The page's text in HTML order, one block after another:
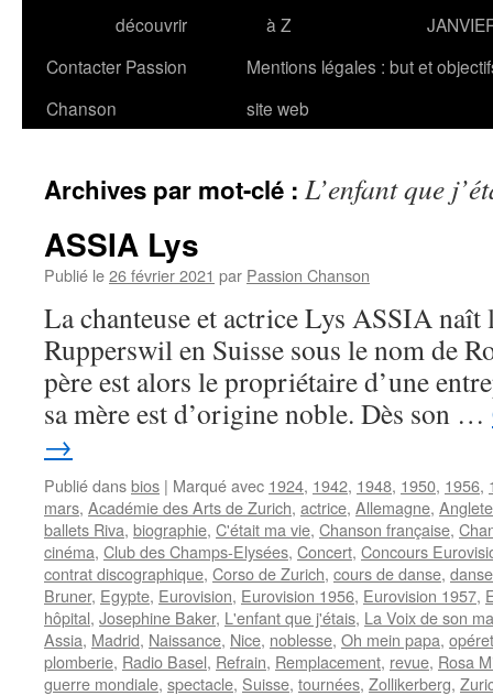
découvrir
à Z
Contacter Passion
Chanson
Mentions légales : but et
site web
Archives par mot-clé : L’enfant que
ASSIA Lys
Publié le26 février 2021 par Passion Chanson
La chanteuse et actrice Lys ASSIA naît
Rupperswil en Suisse sous le nom de
père est alors le propriétaire d’une
sa mère est d’origine noble. Dès son …
→
Publié dansbios | Marqué avec 1924, 1942, 1948, 1950, 1956,
mars, Académie des Arts de Zurich, actrice, Allemagne,
ballets Riva, biographie, C'était ma vie, Chanson française,
cinéma, Club des Champs-Elysées, Concert, Concours
contrat discographique, Corso de Zurich, cours de danse,
Bruner, Egypte, Eurovision, Eurovision 1956, Eurovision 1957,
hôpital, Josephine Baker, L'enfant que j'étais, La Voix de son
Assia, Madrid, Naissance, Nice, noblesse, Oh mein papa,
plomberie, Radio Basel, Refrain, Remplacement, revue, Rosa
guerre mondiale, spectacle, Suisse, tournées, Zollikerberg,